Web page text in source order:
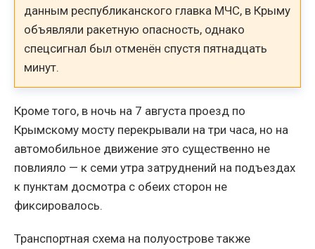
данным республиканского главка МЧС, в Крыму
объявляли ракетную опасность, однако
спецсигнал был отменён спустя пятнадцать
минут.
Кроме того, в ночь на 7 августа проезд по
Крымскому мосту перекрывали на три часа, но на
автомобильное движение это существенно не
повлияло — к семи утра затруднений на подъездах
к пунктам досмотра с обеих сторон не
фиксировалось.
Транспортная схема на полуострове также